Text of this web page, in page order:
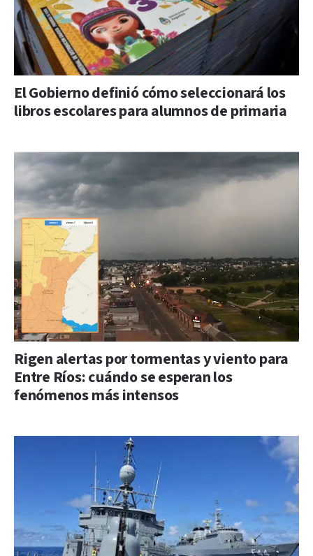
El Gobierno definió cómo seleccionará los
libros escolares para alumnos de primaria
Rigen alertas por tormentas y viento para
Entre Ríos: cuándo se esperan los
fenómenos más intensos